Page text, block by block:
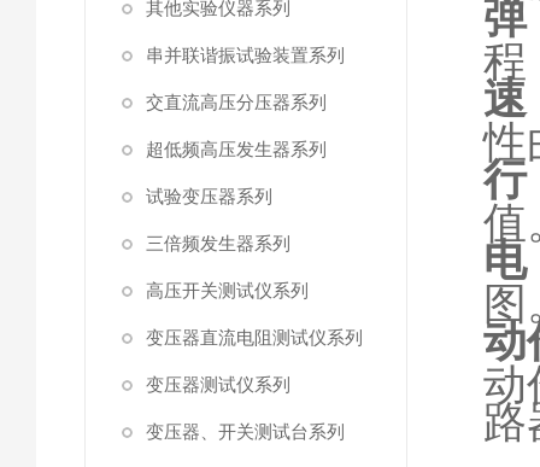
其他实验仪器系列
串并联谐振试验装置系列
交直流高压分压器系列
超低频高压发生器系列
试验变压器系列
三倍频发生器系列
高压开关测试仪系列
变压器直流电阻测试仪系列
变压器测试仪系列
变压器、开关测试台系列
程
性
值
图
动
动
路